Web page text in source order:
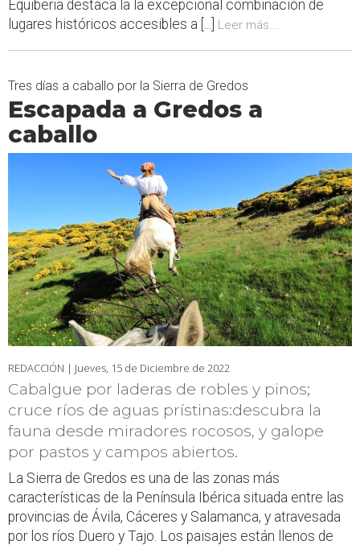
Equiberia destaca la la excepcional combinación de
lugares históricos accesibles a [...]
Leer más...
Tres días a caballo por la Sierra de Gredos
Escapada a Gredos a
caballo
REDACCIÓN | Jueves, 15 de Diciembre de 2022
Cabalgue por laderas de robles y pinos;
cruce ríos de aguas prístinas:descubra la
fauna desde miradores rocosos, y galope
por pastos y campos abiertos.
La Sierra de Gredos es una de las zonas más
características de la Península Ibérica situada entre las
provincias de Ávila, Cáceres y Salamanca, y atravesada
por los ríos Duero y Tajo. Los paisajes están llenos de